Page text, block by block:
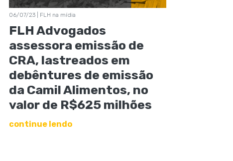
06/07/23 | FLH na mídia
FLH Advogados
assessora emissão de
CRA, lastreados em
debêntures de emissão
da Camil Alimentos, no
valor de R$625 milhões
continue lendo